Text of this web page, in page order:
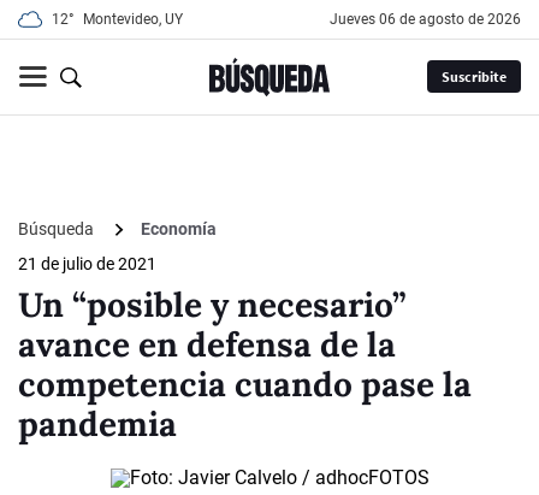
12° Montevideo, UY jueves 06 de agosto de 2026
Suscribite
Búsqueda
Economía
21 de julio de 2021
Un “posible y necesario”
avance en defensa de la
competencia cuando pase la
pandemia